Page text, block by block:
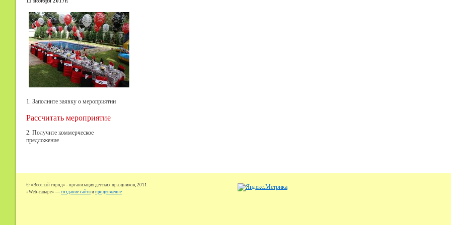
1. Заполните заявку о мероприятии
Рассчитать мероприятие
2. Получите коммерческое
предложение
© «Веселый город» - организация детских праздников, 2011
«Web-canape» — создание сайта и продвижение